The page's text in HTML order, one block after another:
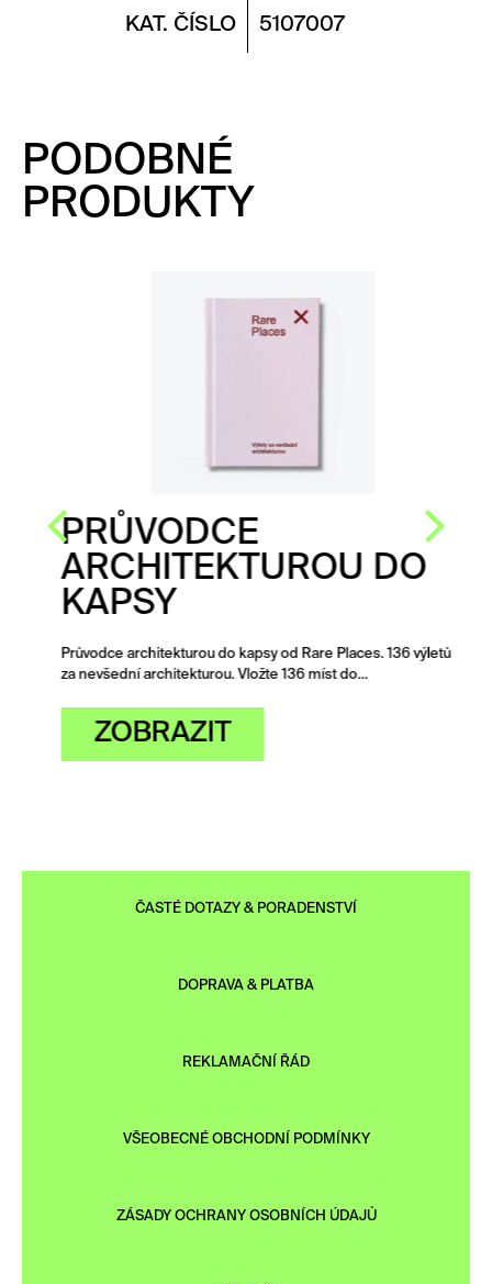
KAT. ČÍSLO 5107007
PODOBNÉ
PRODUKTY
PRŮVODCE
ARCHITEKTUROU DO
KAPSY
Průvodce architekturou do kapsy od Rare Places. 136 výletů
za nevšední architekturou. Vložte 136 míst do…
ZOBRAZIT
ČASTÉ DOTAZY & PORADENSTVÍ
DOPRAVA & PLATBA
REKLAMAČNÍ ŘÁD
VŠEOBECNÉ OBCHODNÍ PODMÍNKY
ZÁSADY OCHRANY OSOBNÍCH ÚDAJŮ